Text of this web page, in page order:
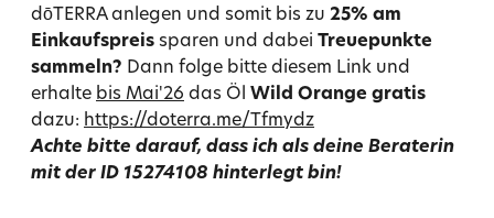
dōTERRA anlegen und somit bis zu 25% am
Einkaufspreis sparen und dabei Treuepunkte
sammeln? Dann folge bitte diesem Link und
erhalte bis Mai'26 das Öl Wild Orange gratis
dazu: https://doterra.me/Tfmydz
Achte bitte darauf, dass ich als deine Beraterin
mit der ID 15274108 hinterlegt bin!